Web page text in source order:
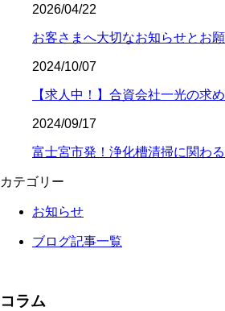
2026/04/22
お客さまへ大切なお知らせとお
2024/10/07
【求人中！】合資会社一光の求
2024/09/17
富士宮市発！浄化槽清掃に関わる
カテゴリー
お知らせ
ブログ記事一覧
コラム